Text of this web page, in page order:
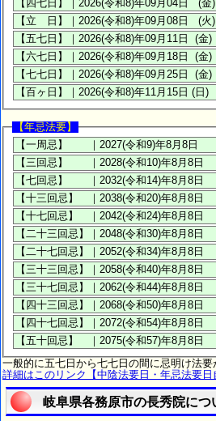
【年忌法要】
一般的に五七日から七七日の間に忌明け法要
詳細はこのリンク【中陰法要日・年忌法要日
岐阜県各務原市の長秀院につ